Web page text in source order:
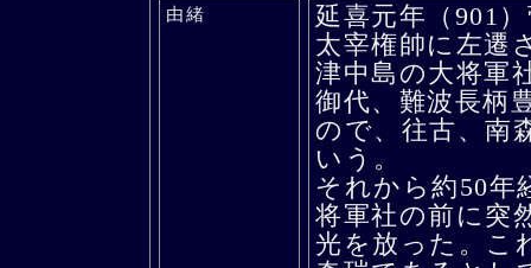
由緒
延喜元年（901
太宰権帥に左遷
津中島の大将軍
御代、難波長柄
ので、往古、南
いう。
それから約50年
将軍社の前に突
光を放った。こ